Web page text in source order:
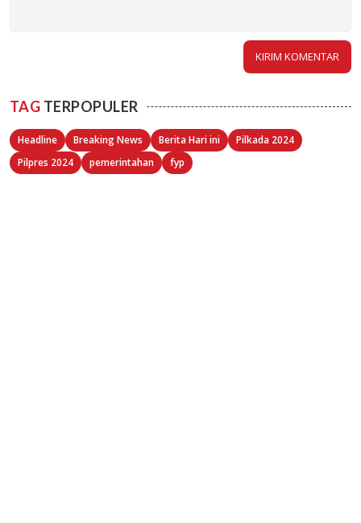
TAG TERPOPULER
Headline Breaking News Berita Hari ini
Pilkada 2024
Pilpres 2024
pemerintahan fyp